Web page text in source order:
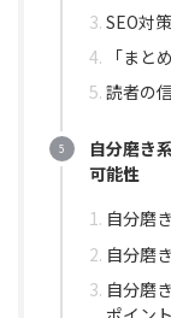
SEO対
「まと
読者の
自分磨き
可能性
自分磨
自分磨
自分磨